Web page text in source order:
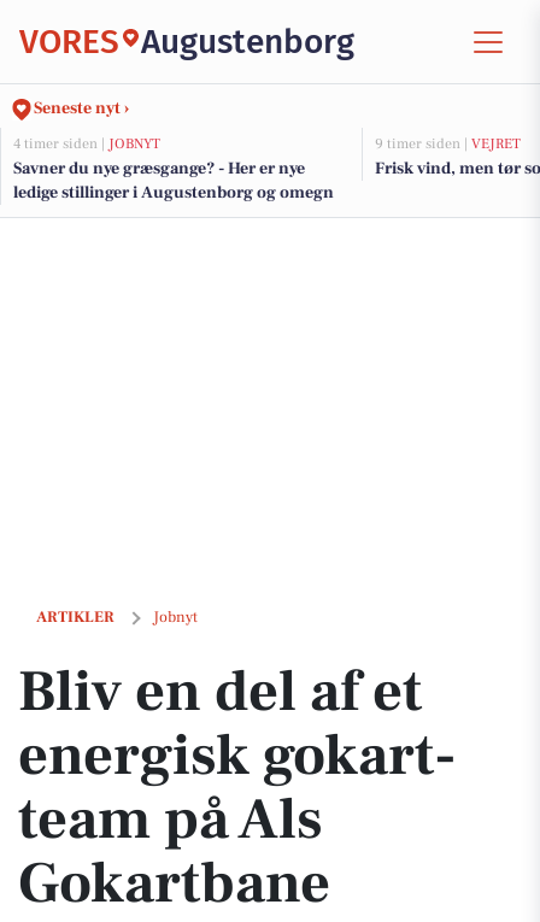
VORES Augustenborg
Seneste nyt ›
4 timer siden | JOBNYT
Savner du nye græsgange? - Her er nye
ledige stillinger i Augustenborg og omegn
9 timer siden | VEJRET
Frisk vind, men tør
ARTIKLER Jobnyt
Bliv en del af et energisk gokart-team på Als Gokartbane
Bliv en del af et
energisk gokart-
team på Als
Gokartbane